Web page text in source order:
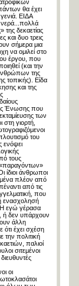
θα έχει
ΕΙΔΑ
νερά...πολλά
της δεκαετίας
και δυο τρεις
σήμερα μια
να ομιλεί στο
έργου, που
(και την
της
τοπικής). Είδα
και της
Ένωσης που
των
γιορτή,
του
ενόψει
τους
ίδιοι άνθρωποι
πλέον από
από τις
που
ενασχολησή
εγώ γέρασα
ή δεν υπάρχουν
άλλη
έχει σχέση
την πολιτική
παλιοί
σιτεμένοι
οι